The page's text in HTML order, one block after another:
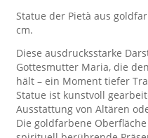
Statue der Pietà aus
cm.
Diese ausdrucksstarke
Gottesmutter Maria, die
hält – ein Moment tiefer
Statue ist kunstvoll
Ausstattung von Altären
Die goldfarbene